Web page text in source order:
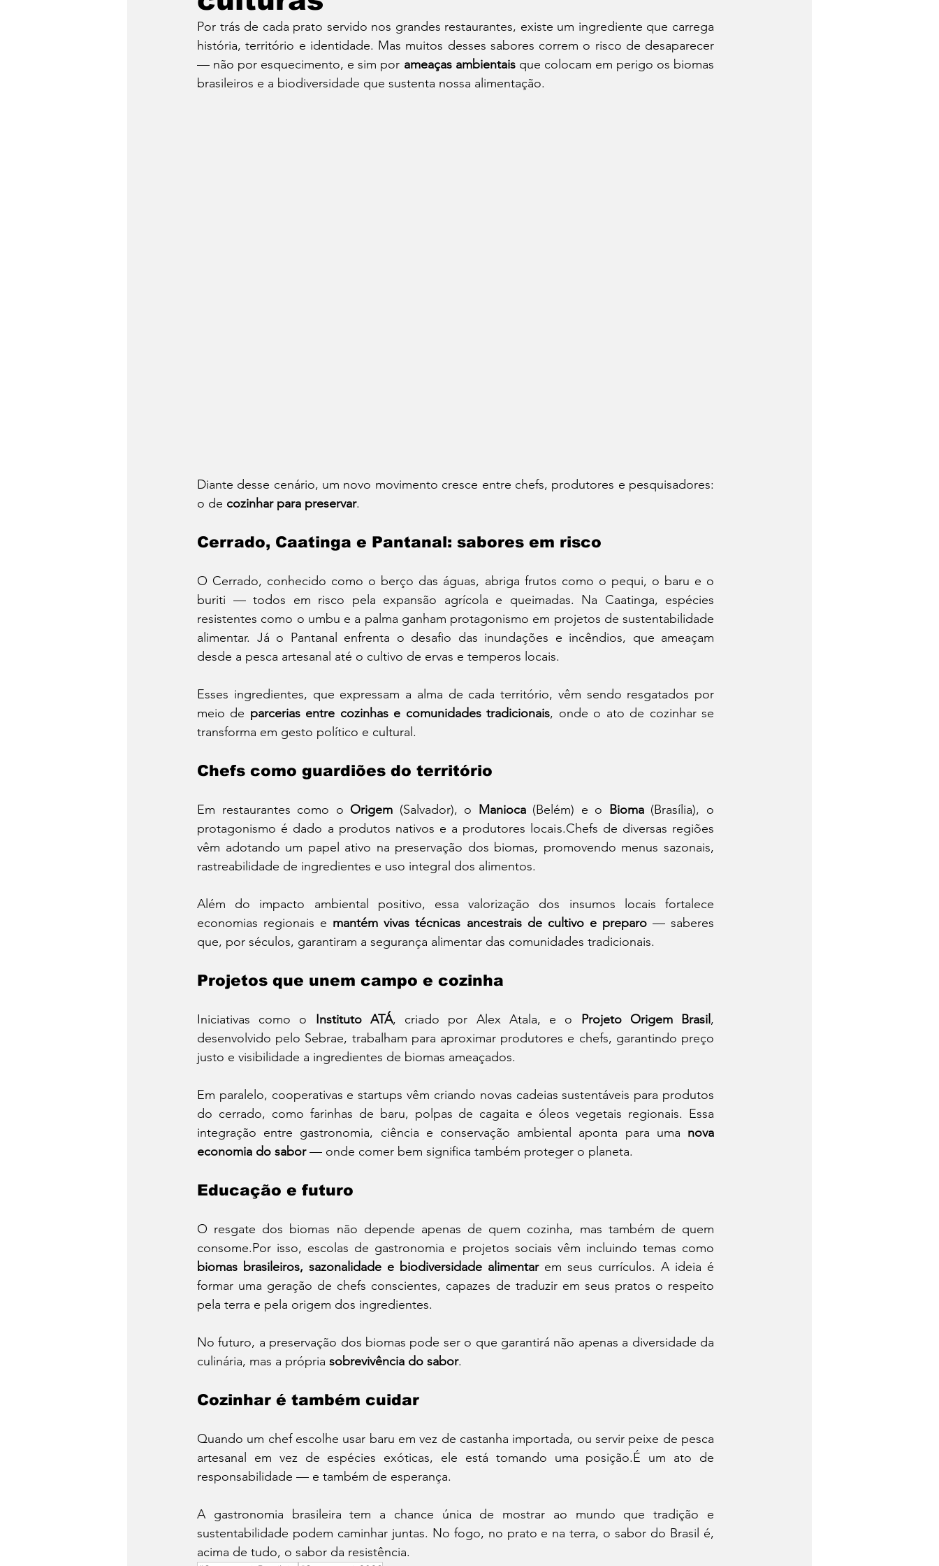
Drinks Vinhos Dia do Bacon Dia do Pão de Queijo
Por trás de cada prato servido nos grandes restaurantes, existe um ingrediente que carrega
história, território e identidade. Mas muitos desses sabores correm o risco de desaparecer
— não por esquecimento, e sim por ameaças ambientais que colocam em perigo os biomas
brasileiros e a biodiversidade que sustenta nossa alimentação.
Diante desse cenário, um novo movimento cresce entre chefs, produtores e pesquisadores:
o de cozinhar para preservar.
Cerrado, Caatinga e Pantanal: sabores em risco
O Cerrado, conhecido como o berço das águas, abriga frutos como o pequi, o baru e o
buriti — todos em risco pela expansão agrícola e queimadas. Na Caatinga, espécies
resistentes como o umbu e a palma ganham protagonismo em projetos de sustentabilidade
alimentar. Já o Pantanal enfrenta o desafio das inundações e incêndios, que ameaçam
desde a pesca artesanal até o cultivo de ervas e temperos locais.
Esses ingredientes, que expressam a alma de cada território, vêm sendo resgatados por
meio de parcerias entre cozinhas e comunidades tradicionais, onde o ato de cozinhar se
transforma em gesto político e cultural.
Chefs como guardiões do território
Em restaurantes como o Origem (Salvador), o Manioca (Belém) e o Bioma (Brasília), o
protagonismo é dado a produtos nativos e a produtores locais.Chefs de diversas regiões
vêm adotando um papel ativo na preservação dos biomas, promovendo menus sazonais,
rastreabilidade de ingredientes e uso integral dos alimentos.
Além do impacto ambiental positivo, essa valorização dos insumos locais fortalece
economias regionais e mantém vivas técnicas ancestrais de cultivo e preparo — saberes
que, por séculos, garantiram a segurança alimentar das comunidades tradicionais.
Projetos que unem campo e cozinha
Iniciativas como o Instituto ATÁ, criado por Alex Atala, e o Projeto Origem Brasil ,
desenvolvido pelo Sebrae, trabalham para aproximar produtores e chefs, garantindo preço
justo e visibilidade a ingredientes de biomas ameaçados.
Em paralelo, cooperativas e startups vêm criando novas cadeias sustentáveis para produtos
do cerrado, como farinhas de baru, polpas de cagaita e óleos vegetais regionais. Essa
integração entre gastronomia, ciência e conservação ambiental aponta para uma nova
economia do sabor — onde comer bem significa também proteger o planeta.
Educação e futuro
O resgate dos biomas não depende apenas de quem cozinha, mas também de quem
biomas brasileiros, sazonalidade e biodiversidade alimentar em seus currículos. A ideia é
formar uma geração de chefs conscientes, capazes de traduzir em seus pratos o respeito
pela terra e pela origem dos ingredientes.
No futuro, a preservação dos biomas pode ser o que garantirá não apenas a diversidade da
culinária, mas a própria sobrevivência do sabor.
Cozinhar é também cuidar
Quando um chef escolhe usar baru em vez de castanha importada, ou servir peixe de pesca
artesanal em vez de espécies exóticas, ele está tomando uma posição.É um ato de
responsabilidade — e também de esperança.
A gastronomia brasileira tem a chance única de mostrar ao mundo que tradição e
sustentabilidade podem caminhar juntas. No fogo, no prato e na terra, o sabor do Brasil é,
acima de tudo, o sabor da resistência.